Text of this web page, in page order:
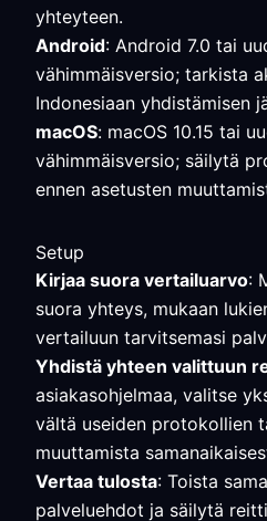
yhteyteen.
Android: Android 7.0 tai
vähimmäisversio; tarkista
Indonesiaan yhdistämisen
macOS: macOS 10.15 tai
vähimmäisversio; säilytä
ennen asetusten
Setup
Kirjaa suora vertailuarvo:
suora yhteys, mukaan
vertailuun tarvitsemasi
Yhdistä yhteen valittuun
asiakasohjelmaa, valitse
vältä useiden protokollien
muuttamista
Vertaa tulosta: Toista
palveluehdot ja säilytä